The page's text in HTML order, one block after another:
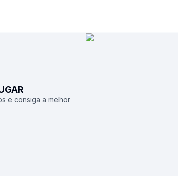
e consiga a melhor